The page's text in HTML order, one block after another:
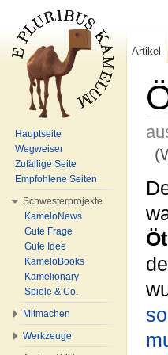
so
Artikel
Hauptseite
Wegweiser
Zufällige Seite
Empfohlene Seiten
Schwesterprojekte
KameloNews
Gute Frage
Gute Idee
KameloBooks
Kamelionary
Spiele & Co.
Mitmachen
Werkzeuge